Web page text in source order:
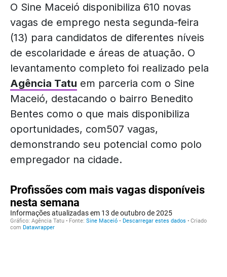
O Sine Maceió disponibiliza 610 novas
vagas de emprego nesta segunda-feira
(13) para candidatos de diferentes níveis
de escolaridade e áreas de atuação. O
levantamento completo foi realizado pela
Agência Tatu em parceria com o Sine
Maceió, destacando o bairro Benedito
Bentes como o que mais disponibiliza
oportunidades, com507 vagas,
demonstrando seu potencial como polo
empregador na cidade.